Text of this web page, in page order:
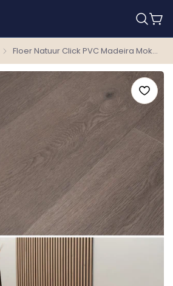
Floer Natuur Click PVC Madeira Mokka FLR-3730 - MEGAMAT